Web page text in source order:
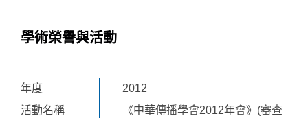
學術榮譽與活動
年度
2012
活動名稱
《中華傳播學會2012年會》(審查